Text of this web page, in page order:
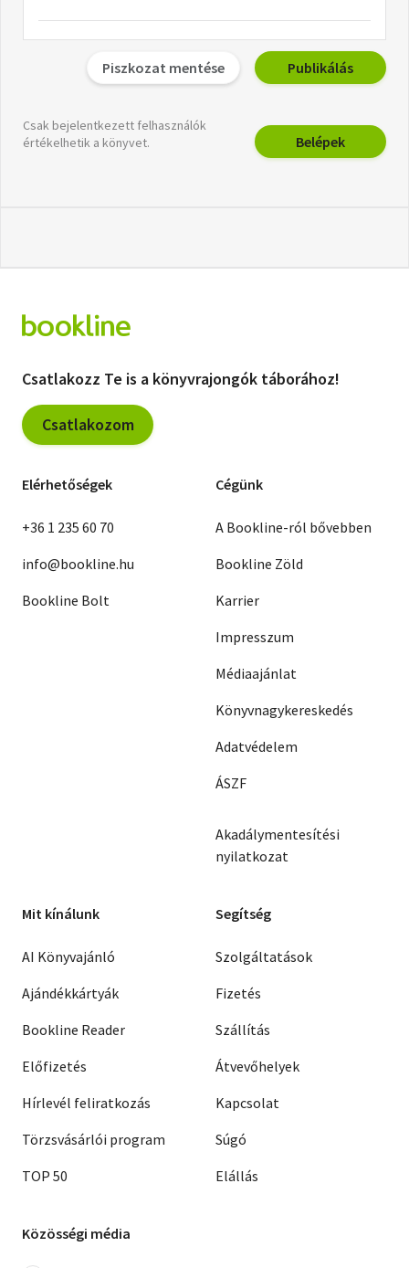
Piszkozat mentése Publikálás
Csak bejelentkezett felhasználók
értékelhetik a könyvet.
Belépek
Csatlakozz Te is a könyvrajongók táborához!
Csatlakozom
Elérhetőségek
+36 1 235 60 70
info@bookline.hu
Bookline Bolt
Cégünk
A Bookline-ról bővebben
Bookline Zöld
Karrier
Impresszum
Médiaajánlat
Könyvnagykereskedés
Adatvédelem
ÁSZF
Akadálymentesítési
nyilatkozat
Mit kínálunk
AI Könyvajánló
Ajándékkártyák
Bookline Reader
Előfizetés
Hírlevél feliratkozás
Törzsvásárlói program
TOP 50
Segítség
Szolgáltatások
Fizetés
Szállítás
Átvevőhelyek
Kapcsolat
Súgó
Elállás
Közösségi média